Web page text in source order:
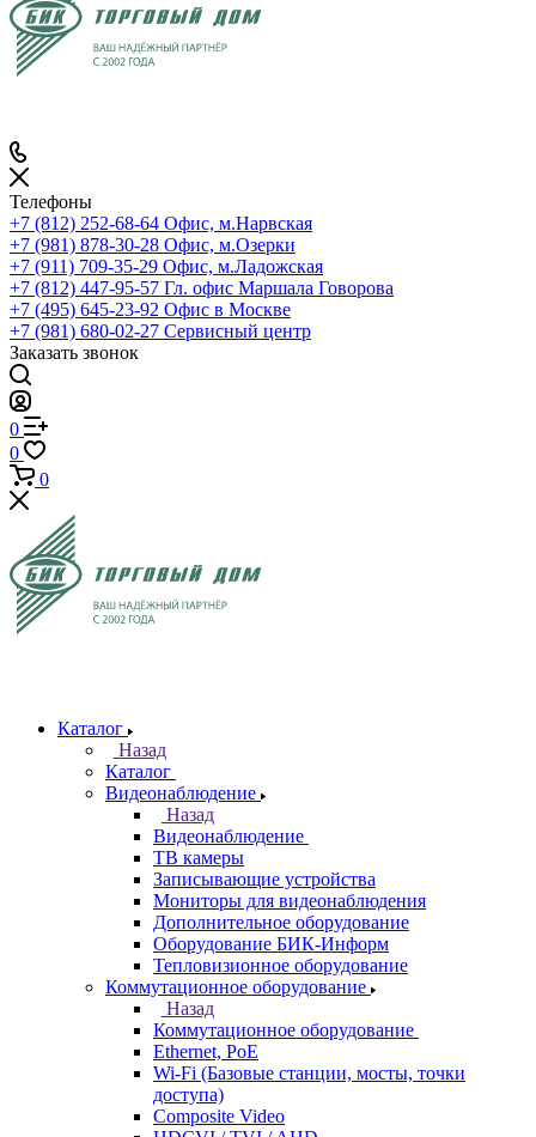
Телефоны
+7 (812) 252-68-64 Офис, м.Нарвская
+7 (981) 878-30-28 Офис, м.Озерки
+7 (911) 709-35-29 Офис, м.Ладожская
+7 (812) 447-95-57 Гл. офис Маршала Говорова
+7 (495) 645-23-92 Офис в Москве
+7 (981) 680-02-27 Сервисный центр
Заказать звонок
0
0
0
Каталог
Назад
Каталог
Видеонаблюдение
Назад
Видеонаблюдение
ТВ камеры
Записывающие устройства
Мониторы для видеонаблюдения
Дополнительное оборудование
Оборудование БИК-Информ
Тепловизионное оборудование
Коммутационное оборудование
Назад
Коммутационное оборудование
Ethernet, PoE
Wi-Fi (Базовые станции, мосты, точки
доступа)
Composite Video